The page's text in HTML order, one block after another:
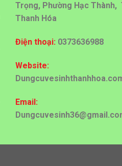
Trọng, Phường Hạc Thành,
Thanh Hóa
Điện thoại: 0373636988
Website:
Email: